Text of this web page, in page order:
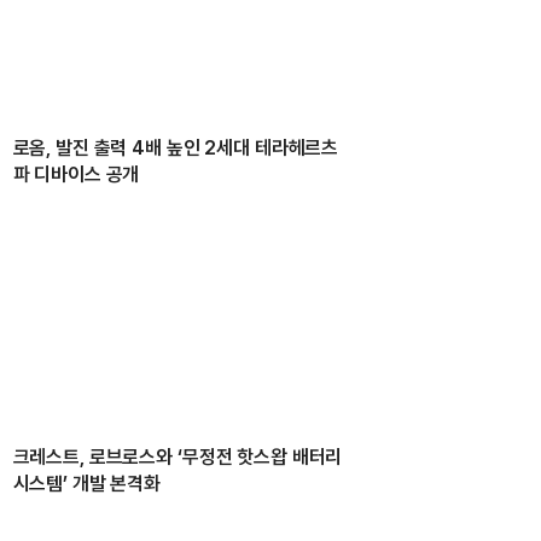
로옴, 발진 출력 4배 높인 2세대 테라헤르츠
파 디바이스 공개
크레스트, 로브로스와 ‘무정전 핫스왑 배터리
시스템’ 개발 본격화